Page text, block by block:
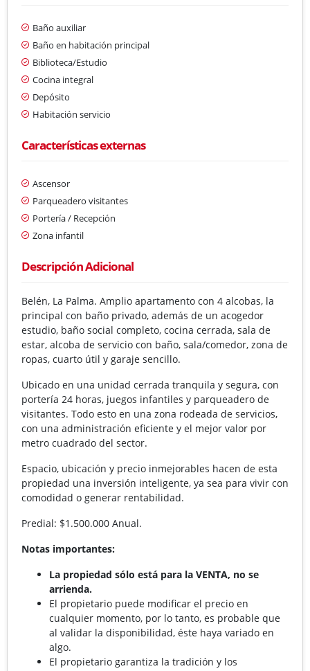
Baño auxiliar
Baño en habitación principal
Biblioteca/Estudio
Cocina integral
Depósito
Habitación servicio
Características externas
Ascensor
Parqueadero visitantes
Portería / Recepción
Zona infantil
Descripción Adicional
Belén, La Palma. Amplio apartamento con 4 alcobas, la
principal con baño privado, además de un acogedor
estudio, baño social completo, cocina cerrada, sala de
estar, alcoba de servicio con baño, sala/comedor, zona de
ropas, cuarto útil y garaje sencillo.
Ubicado en una unidad cerrada tranquila y segura, con
portería 24 horas, juegos infantiles y parqueadero de
visitantes. Todo esto en una zona rodeada de servicios,
con una administración eficiente y el mejor valor por
metro cuadrado del sector.
Espacio, ubicación y precio inmejorables hacen de esta
propiedad una inversión inteligente, ya sea para vivir con
comodidad o generar rentabilidad.
Predial: $1.500.000 Anual.
Notas importantes:
La propiedad sólo está para la VENTA, no se
arrienda.
El propietario puede modificar el precio en
cualquier momento, por lo tanto, es probable que
al validar la disponibilidad, éste haya variado en
algo.
El propietario garantiza la tradición y los